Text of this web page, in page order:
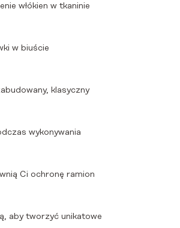
włókien w tkaninie
w biuście
klasyczny
wykonywania
Ci ochronę ramion
aby tworzyć unikatowe